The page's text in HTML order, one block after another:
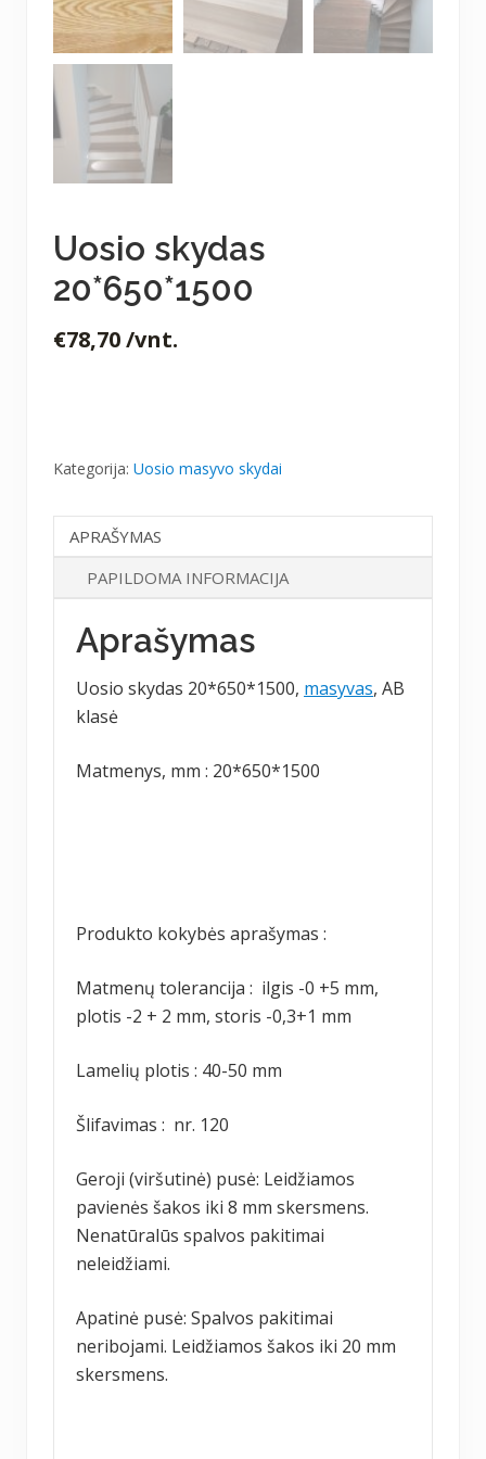
Uosio skydas
20*650*1500
€78,70/vnt.
Kategorija: Uosio masyvo skydai
APRAŠYMAS
PAPILDOMA INFORMACIJA
Aprašymas
Uosio skydas 20*650*1500, masyvas, AB
klasė
Matmenys, mm : 20*650*1500
Produkto kokybės aprašymas :
Matmenų tolerancija : ilgis -0 +5 mm,
plotis -2 + 2 mm, storis -0,3+1 mm
Lamelių plotis : 40-50 mm
Šlifavimas : nr. 120
Geroji (viršutinė) pusė: Leidžiamos
pavienės šakos iki 8 mm skersmens.
Nenatūralūs spalvos pakitimai
neleidžiami.
Apatinė pusė: Spalvos pakitimai
neribojami. Leidžiamos šakos iki 20 mm
skersmens.